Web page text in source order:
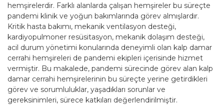
hemşirelerdir. Farklı alanlarda çalışan hemşireler bu süreçte
pandemi klinik ve yoğun bakımlarında görev almışlardır.
Kritik hasta bakımı, mekanik ventilasyon desteği,
kardiyopulmoner resüsitasyon, mekanik dolaşım desteği,
acil durum yönetimi konularında deneyimli olan kalp damar
cerrahi hemşireleri de pandemi ekipleri içerisinde hizmet
vermiştir. Bu makalede, pandemi sürecinde görev alan kalp
damar cerrahi hemşirelerinin bu süreçte yerine getirdikleri
görev ve sorumluluklar, yaşadıkları sorunlar ve
gereksinimleri, sürece katkıları değerlendirilmiştir.